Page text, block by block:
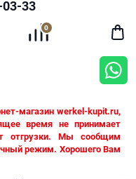
03-33
магазин werkel-kupit.ru,
время не принимает
отгрузки. Мы сообщим
режим. Хорошего Вам
0